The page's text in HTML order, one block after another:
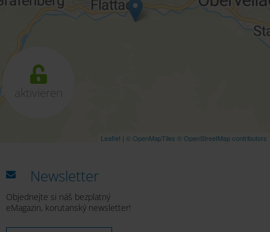
aktivieren
Leaflet | © OpenMapTiles © OpenStreetMap contributors
Newsletter
Objednejte si náš bezplatný
eMagazin, korutanský newsletter!